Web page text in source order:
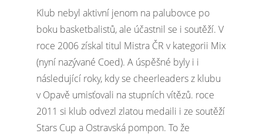
Klub nebyl aktivní jenom na palubovce po
boku basketbalistů, ale účastnil se i soutěží. V
roce 2006 získal titul Mistra ČR v kategorii Mix
(nyní nazývané Coed). A úspěšné byly i i
následující roky, kdy se cheerleaders z klubu
v Opavě umisťovali na stupních vítězů. roce
2011 si klub odvezl zlatou medaili i ze soutěží
Stars Cup a Ostravská pompon. To že